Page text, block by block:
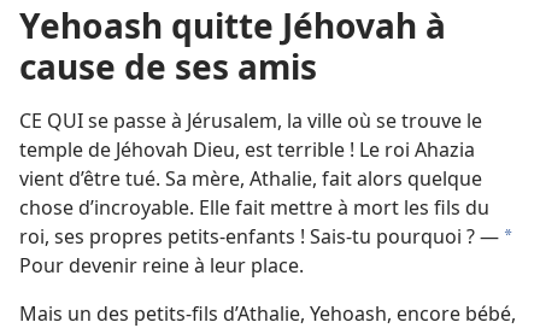
Yehoash quitte Jéhovah à
cause de ses amis
CE QUI se passe à Jérusalem, la ville où se trouve le
temple de Jéhovah Dieu, est terrible ! Le roi Ahazia
vient d’être tué. Sa mère, Athalie, fait alors quelque
chose d’incroyable. Elle fait mettre à mort les fils du
roi, ses propres petits-enfants ! Sais-​tu pourquoi ? — a
Pour devenir reine à leur place.
Mais un des petits-fils d’Athalie, Yehoash, encore bébé,